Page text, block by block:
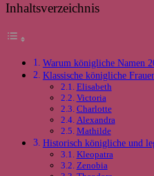
Inhaltsverzeichnis
Warum königliche Namen
Klassische königliche
Elisabeth
Victoria
Charlotte
Alexandra
Mathilde
Historisch königliche und
Kleopatra
Zenobia